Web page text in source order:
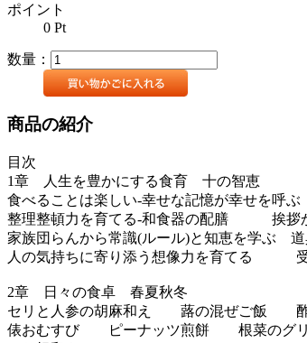
ポイント
0 Pt
数量：
商品の紹介
目次
1章 人生を豊かにする食育 十の智恵
食べることは楽しい-幸せな記憶が幸せを
整理整頓力を育てる-和食器の配膳 挨拶か
家族団らんから常識(ルール)と知恵を学ぶ
人の気持ちに寄り添う想像力を育てる 受
2章 日々の食卓 春夏秋冬
セリと人参の胡麻和え 蕗の混ぜご飯
俵おむすび ピーナッツ煎餅 根菜のグ